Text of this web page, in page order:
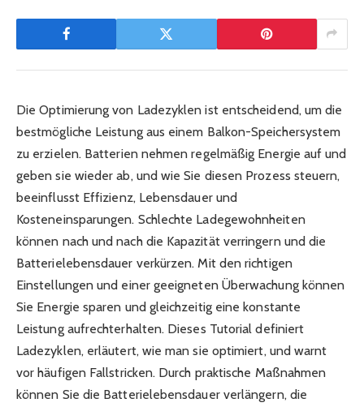
Die Optimierung von Ladezyklen ist entscheidend, um die
bestmögliche Leistung aus einem Balkon-Speichersystem
zu erzielen. Batterien nehmen regelmäßig Energie auf und
geben sie wieder ab, und wie Sie diesen Prozess steuern,
beeinflusst Effizienz, Lebensdauer und
Kosteneinsparungen. Schlechte Ladegewohnheiten
können nach und nach die Kapazität verringern und die
Batterielebensdauer verkürzen. Mit den richtigen
Einstellungen und einer geeigneten Überwachung können
Sie Energie sparen und gleichzeitig eine konstante
Leistung aufrechterhalten. Dieses Tutorial definiert
Ladezyklen, erläutert, wie man sie optimiert, und warnt
vor häufigen Fallstricken. Durch praktische Maßnahmen
können Sie die Batterielebensdauer verlängern, die